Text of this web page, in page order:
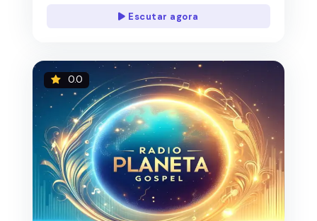
Escutar agora
0.0